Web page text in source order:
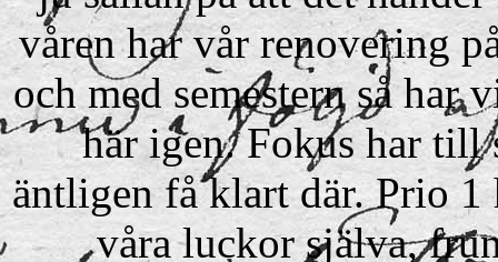
våren har vår renovering
och med semestern så har
här igen. Fokus har till
äntligen få klart där. Prio
våra luckor själva,